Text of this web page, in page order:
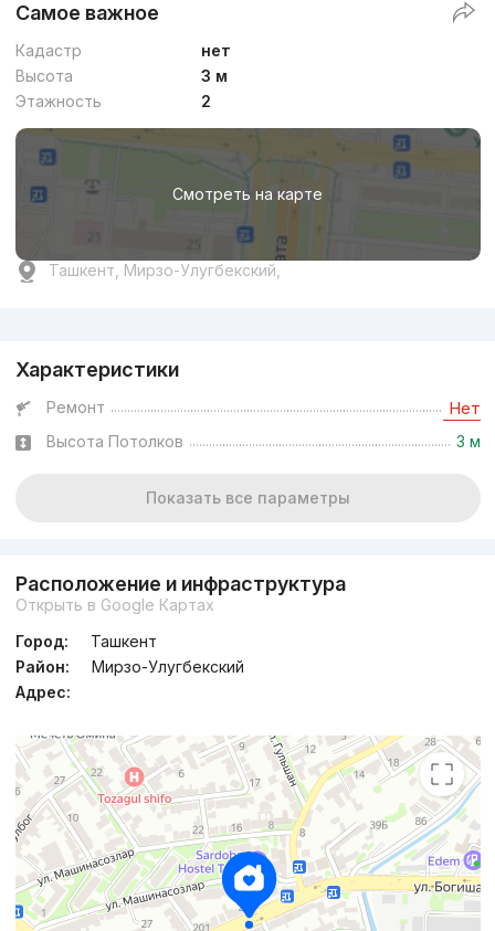
Самое важное
Кадастр
нет
Высота
3 м
Этажность
2
Смотреть на карте
Ташкент, Мирзо-Улугбекский,
Характеристики
Ремонт Нет
Высота Потолков 3 м
Показать все параметры
Расположение и инфраструктура
Открыть в Google Картах
Город:
Ташкент
Район:
Мирзо-Улугбекский
Адрес: